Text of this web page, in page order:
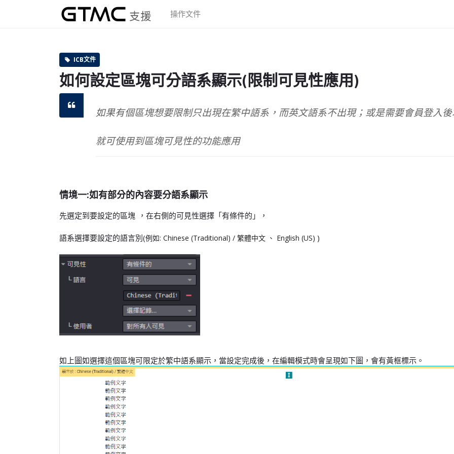
操作文件
ICB文件
如何設定區塊可分語系顯示(限制可見性應用)
如果有個區塊想要限制只出現在繁中語系，而英文語系不出現；或是需要會員登入後
就可使用到區塊可見性的功能應用
情境一:如有部分的內容要分語系顯示
先選定到要設定的區塊 ，在右側的可見性選擇「有條件的」，
語系選擇要設定的語言別(例如: Chinese (Traditional) / 繁體中文 、 English (US) )
如上圖如選擇這個區塊可限定於繁中語系顯示，當設定完成後，在編輯模式時會呈現如下圖，會有黃框標示。